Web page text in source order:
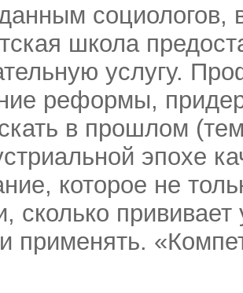
социологов,
школа
услугу.
реформы,
в прошлом
эпохе
которое не
сколько
приме­нять.